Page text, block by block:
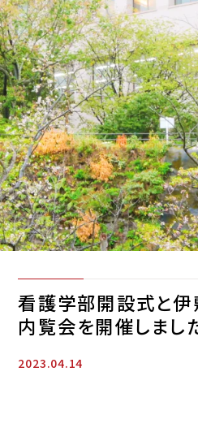
看護学部開設式と伊
内覧会を開催しまし
2023.04.14